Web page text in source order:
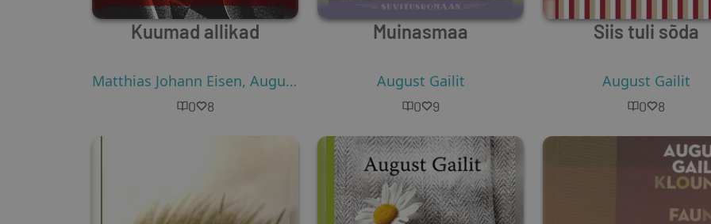
Kuumad allikad
Matthias Johann Eisen, August Gailit Mihkel Jürna ,Olaf Rood Woldemar Mettus,Ivan
0 8
Muinasmaa
August Gailit
0 9
Siis tuli sõda
August Gailit
0 8